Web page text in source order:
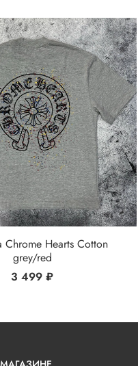
Chrome Hearts Cotton
grey/red
3 499 ₽